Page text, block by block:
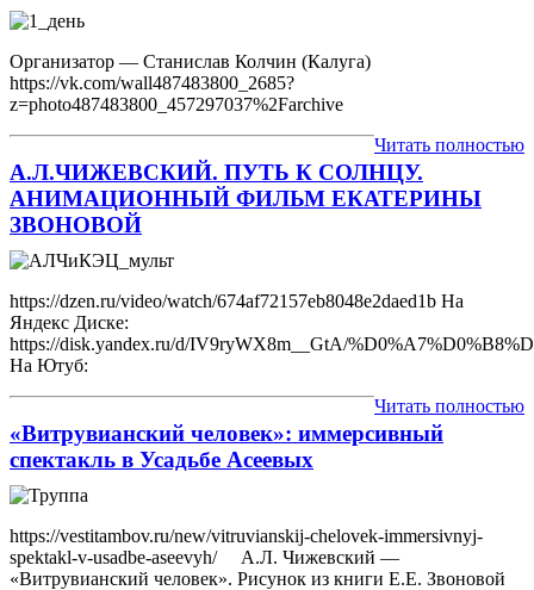
Организатор — Станислав Колчин (Калуга)
https://vk.com/wall487483800_2685?
z=photo487483800_457297037%2Farchive
Читать полностью
А.Л.ЧИЖЕВСКИЙ. ПУТЬ К СОЛНЦУ.
АНИМАЦИОННЫЙ ФИЛЬМ ЕКАТЕРИНЫ
ЗВОНОВОЙ
https://dzen.ru/video/watch/674af72157eb8048e2daed1b На
Яндекс Диске:
https://disk.yandex.ru/d/IV9ryWX8m__GtA/
На Ютуб:
Читать полностью
«Витрувианский человек»: иммерсивный
спектакль в Усадьбе Асеевых
https://vestitambov.ru/new/vitruvianskij-chelovek-immersivnyj-
spektakl-v-usadbe-aseevyh/ А.Л. Чижевский —
«Витрувианский человек». Рисунок из книги Е.Е. Звоновой